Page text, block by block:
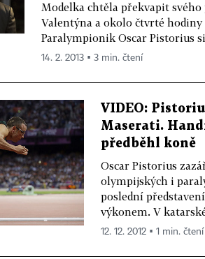
Modelka chtěla překvapit svého
Valentýna a okolo čtvrté
Paralympionik Oscar Pistorius
14. 2. 2013 ▪ 3 min. čtení
VIDEO:
Maserati.
předběhl koně
Oscar Pistorius
olympijských i
poslední
výkonem. V
12. 12. 2012 ▪ 1 min. čtení